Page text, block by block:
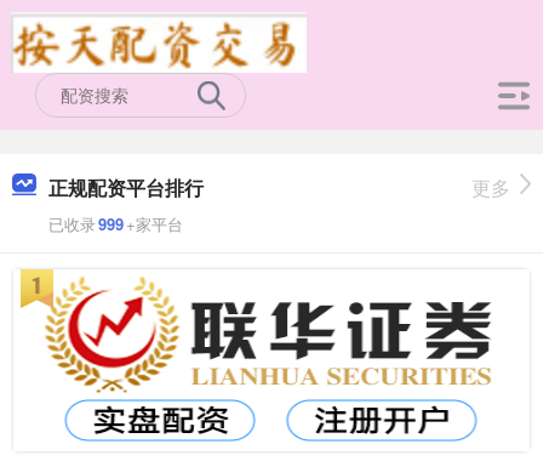
正规配资平台排行
已收录999+家平台
更多